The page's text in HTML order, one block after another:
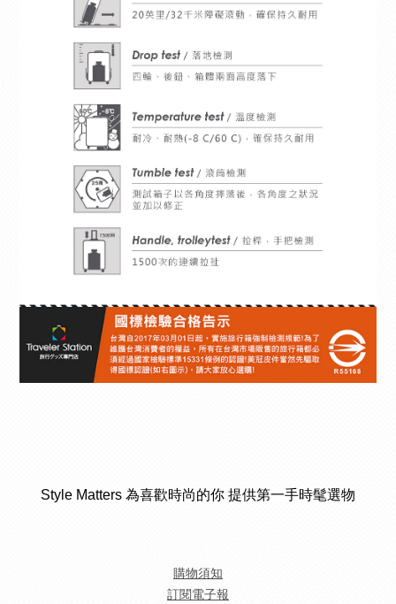
Style Matters 為喜歡時尚的你 提供第一手時髦選物
購物須知
訂閱電子報